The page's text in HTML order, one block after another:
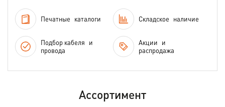
Печатные каталоги Складское наличие
Подбор кабеля и
провода
Акции и
распродажа
Ассортимент